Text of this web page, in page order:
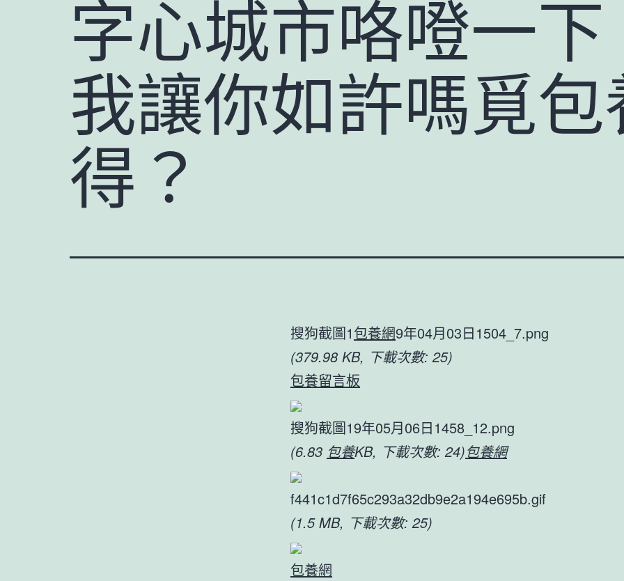
字心城市咯噔一
我讓你如許嗎覓包
得？
搜狗截圖1包養網9年04月03日1504_7.png
(379.98 KB, 下載次數: 25)
包養留言板
搜狗截圖19年05月06日1458_12.png
(6.83 包養KB, 下載次數: 24)包養網
f441c1d7f65c293a32db9e2a194e695b.gif
(1.5 MB, 下載次數: 25)
包養網